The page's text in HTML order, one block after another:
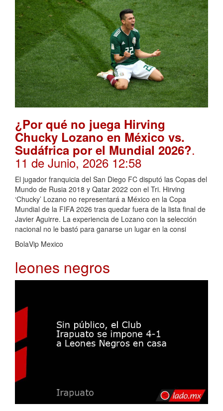
¿Por qué no juega Hirving
Chucky Lozano en México vs.
Sudáfrica por el Mundial 2026?.
11 de Junio, 2026 12:58
El jugador franquicia del San Diego FC disputó las Copas del
Mundo de Rusia 2018 y Qatar 2022 con el Tri. Hirving
‘Chucky’ Lozano no representará a México en la Copa
Mundial de la FIFA 2026 tras quedar fuera de la lista final de
Javier Aguirre. La experiencia de Lozano con la selección
nacional no le bastó para ganarse un lugar en la consi
BolaVip Mexico
leones negros